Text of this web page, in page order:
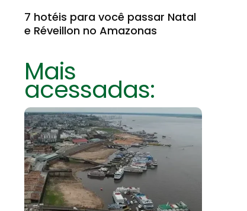
7 hotéis para você passar Natal
e Réveillon no Amazonas
Mais
acessadas: